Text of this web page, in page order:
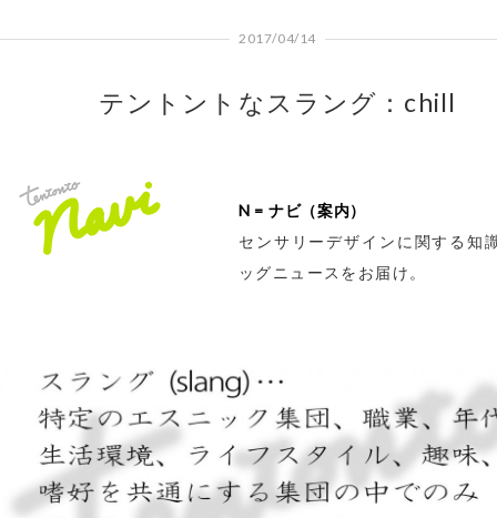
2017/04/14
テントントなスラング：chill
N = ナビ（案内）
センサリーデザインに関する知
ッグニュースをお届け。